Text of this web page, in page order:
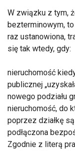
W związku z tym,
bezterminowym,
raz ustanowiona,
się tak wtedy, gdy:
nieruchomość
publicznej
nowego podziału
nieruchomość, do
poprzez działkę
podłączona
Zgodnie z literą